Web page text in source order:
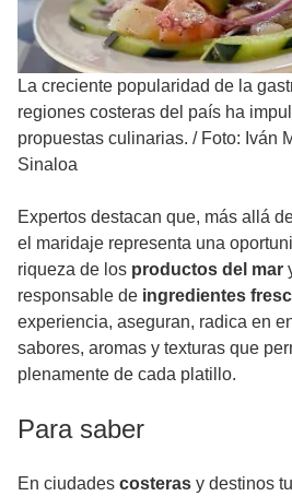
La creciente popularidad de la
regiones costeras del país ha
propuestas culinarias. / Foto: Iván
Sinaloa
Expertos destacan que, más allá
el maridaje representa una
riqueza de los productos del mar
responsable de ingredientes
experiencia, aseguran, radica en
sabores, aromas y texturas que
plenamente de cada platillo.
Para saber
En ciudades costeras y destinos